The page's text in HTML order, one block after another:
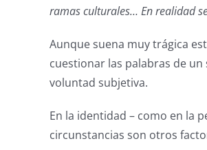
ramas culturales… En realidad
Aunque suena muy trágica
cuestionar las palabras de
voluntad subjetiva.
En la identidad – como en la
circunstancias son otros